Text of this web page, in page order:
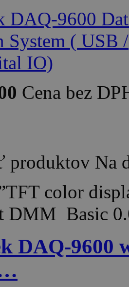
Cena bez
produktov Na
color
DMM Basic
DAQ-9600
…